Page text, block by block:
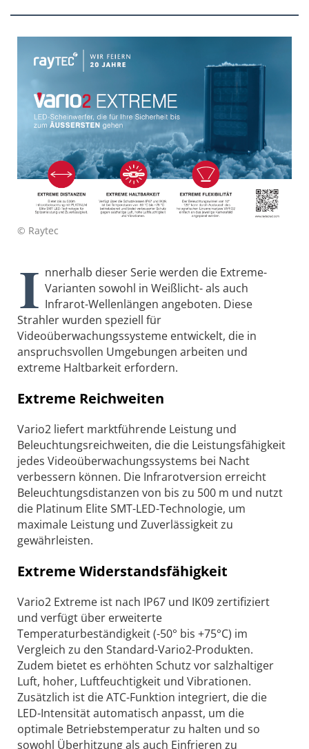
© Raytec
I nnerhalb dieser Serie werden die Extreme-
Varianten sowohl in Weißlicht- als auch
Infrarot-Wellenlängen angeboten. Diese
Strahler wurden speziell für
Videoüberwachungssysteme entwickelt, die in
anspruchsvollen Umgebungen arbeiten und
extreme Haltbarkeit erfordern.
Extreme Reichweiten
Vario2 liefert marktführende Leistung und
Beleuchtungsreichweiten, die die Leistungsfähigkeit
jedes Videoüberwachungssystems bei Nacht
verbessern können. Die Infrarotversion erreicht
Beleuchtungsdistanzen von bis zu 500 m und nutzt
die Platinum Elite SMT-LED-Technologie, um
maximale Leistung und Zuverlässigkeit zu
gewährleisten.
Extreme Widerstandsfähigkeit
Vario2 Extreme ist nach IP67 und IK09 zertifiziert
und verfügt über erweiterte
Temperaturbeständigkeit (-50° bis +75°C) im
Vergleich zu den Standard-Vario2-Produkten.
Zudem bietet es erhöhten Schutz vor salzhaltiger
Luft, hoher, Luftfeuchtigkeit und Vibrationen.
Zusätzlich ist die ATC-Funktion integriert, die die
LED-Intensität automatisch anpasst, um die
optimale Betriebstemperatur zu halten und so
sowohl Überhitzung als auch Einfrieren zu